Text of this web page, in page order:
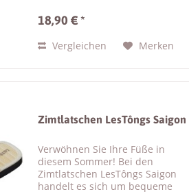
bequem zu tragen. Der schwarze
besteht aus...
18,90 € *
Vergleichen Merken
Zimtlatschen LesTôngs Saigon
Verwöhnen Sie Ihre Füße in
diesem Sommer! Bei den
Zimtlatschen LesTôngs Saigon
handelt es sich um bequeme